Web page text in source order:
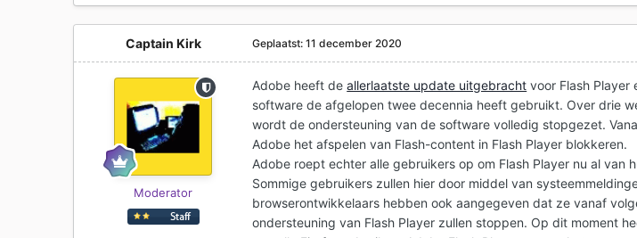
Captain Kirk
Moderator
Geplaatst:11 december 2020
Adobe heeft deallerlaatste update uitgebracht voor Flash Player
software de afgelopen twee decennia heeft gebruikt. Over drie
wordt de ondersteuning van de software volledig stopgezet.
Adobe het afspelen van Flash-content in Flash Player blokkeren.
Adobe roept echter alle gebruikers op om Flash Player nu al van
Sommige gebruikers zullen hier door middel van
browserontwikkelaars hebben ook aangegeven dat ze vanaf
ondersteuning van Flash Player zullen stoppen. Op dit moment